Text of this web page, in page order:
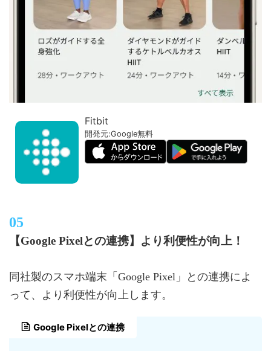
Fitbit
開発元:Google無料
【Google Pixelとの連携】より利便性が向上！
同社製のスマホ端末「Google Pixel」との連携によ
って、より利便性が向上します。
Google Pixelとの連携